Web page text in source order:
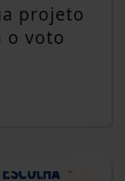
projeto
o voto